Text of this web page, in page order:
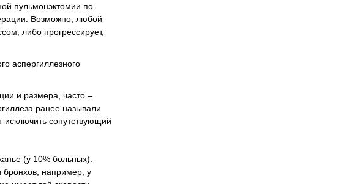
пульмонэктомии по
Возможно, любой
либо прогрессирует,
аспергиллезного
и размера, часто –
ранее называли
исключить сопутствующий
(у 10% больных).
бронхов, например, у